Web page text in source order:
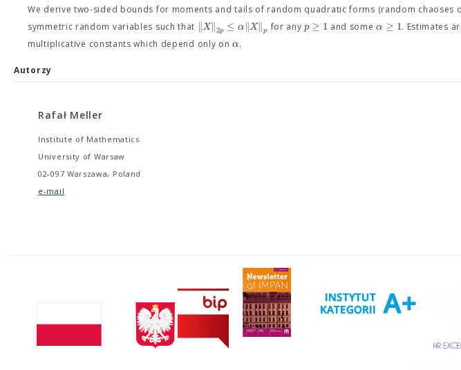
We derive two-sided bounds for moments and tails of random quadratic forms (random chaoses
symmetric random variables such that ∥X∥2p ≤ α∥X∥p for anyp ≥ 1 and someα ≥ 1. Estimates
multiplicative constants which depend only onα.
Autorzy
Rafał Meller
Institute of Mathematics
University of Warsaw
02-097 Warszawa, Poland
e-mail